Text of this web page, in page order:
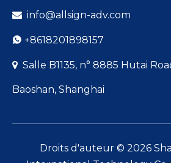
 info@allsign-adv.com
 +8618201898157
 Salle B1135, n° 8885 Hutai
Baoshan, Shanghai
Droits d'auteur © 2026